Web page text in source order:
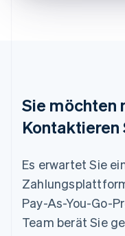
Sie möchten
Kontaktieren
Es erwartet Sie
Pay-As-You-Go-
Team berät Sie
English
Mexiko
EspañolEnglish
English
NederlandsEnglish
Norwegen
English
Österreich